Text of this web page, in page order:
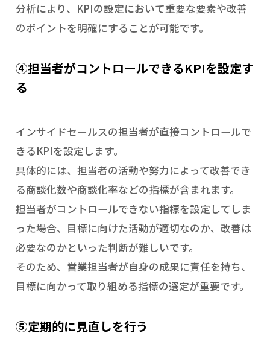
分析により、KPIの設定において重要な要素や改善
のポイントを明確にすることが可能です。
④担当者がコントロールできるKPIを設定す
る
インサイドセールスの担当者が直接コントロールで
きるKPIを設定します。
具体的には、担当者の活動や努力によって改善でき
る商談化数や商談化率などの指標が含まれます。
担当者がコントロールできない指標を設定してしま
った場合、目標に向けた活動が適切なのか、改善は
必要なのかといった判断が難しいです。
そのため、営業担当者が自身の成果に責任を持ち、
目標に向かって取り組める指標の選定が重要です。
⑤定期的に見直しを行う